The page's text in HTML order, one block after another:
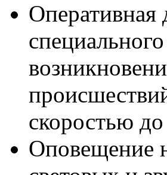
Оперативная
скоростью
Оповещение